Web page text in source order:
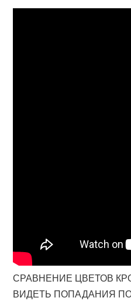
СРАВНЕНИЕ ЦВЕТОВ
ВИДЕТЬ ПОПАДАНИЯ